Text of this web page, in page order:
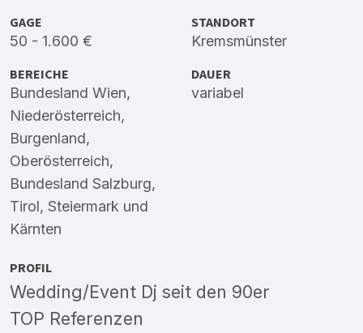
GAGE
50 - 1.600 €
STANDORT
Kremsmünster
BEREICHE
Bundesland Wien,
Niederösterreich,
Burgenland,
Oberösterreich,
Bundesland Salzburg,
Tirol, Steiermark und
Kärnten
DAUER
variabel
PROFIL
Wedding/Event Dj seit den 90er
TOP Referenzen